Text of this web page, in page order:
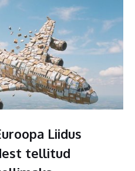
Liidus
tellitud